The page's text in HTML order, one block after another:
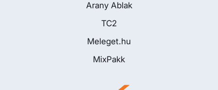
Arany Ablak
TC2
Meleget.hu
MixPakk